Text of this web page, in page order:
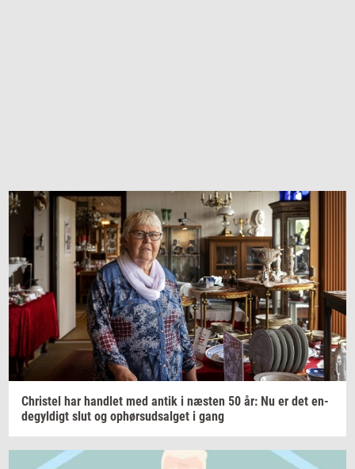
Chri­stel har hand­let med antik i næ­sten 50 år: Nu er det en­
de­gyl­digt slut og op­hør­s­ud­sal­get i gang